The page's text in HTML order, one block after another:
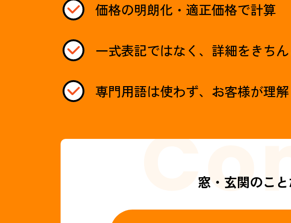
価格の明朗化・適正価格で計算
一式表記ではなく、詳細をきち
専門用語は使わず、お客様が理
窓・玄関のこと